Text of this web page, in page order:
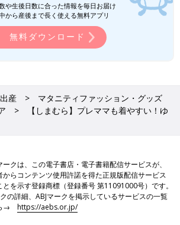
や生後日数に合った情報を毎日お届け
から産後まで長く使える無料アプリ
無料ダウンロード
産
マタニティファッション・グッズ
【しまむら】プレママも着やすい！ゆ
ークは、この電子書店・電子書籍配信サービスが、
からコンテンツ使用許諾を得た正規版配信サービス
とを示す登録商標（登録番号 第11091000号）です。
の詳細、ABJマークを掲示しているサービスの一覧
ら→https://aebs.or.jp/